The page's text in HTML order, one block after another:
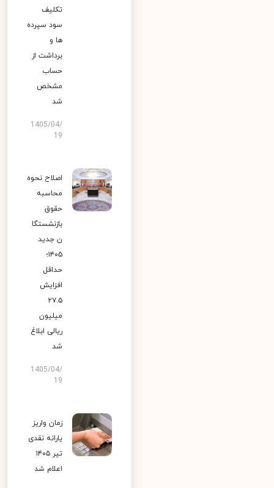
تکلیف
سود سپرده
ها و
برداشت از
حساب
مشخص
شد
1405/04/
19
اصلاح نحوه
محاسبه
حقوق
بازنشستگا
ن جدید
۱۴۰۵؛
حداقل
افزایش
۲۷.۵
میلیون
ریالی ابلاغ
شد
1405/04/
19
زمان واریز
یارانه نقدی
تیر ۱۴۰۵
اعلام شد